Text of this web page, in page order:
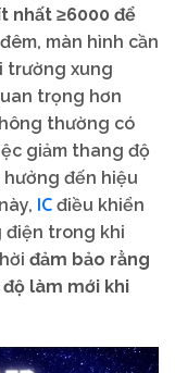
nhất ≥6000 để
màn hình cần
trường xung
trọng hơn
thường có
giảm thang độ
đến hiệu
IC điều khiển
điện trong khi
đảm bảo rằng
làm mới khi